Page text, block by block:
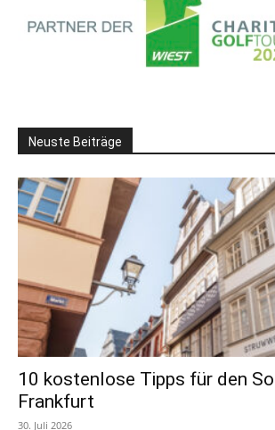
Neuste Beiträge
10 kostenlose Tipps für den
Frankfurt
30. Juli 2026